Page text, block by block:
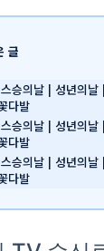
글
승의날 | 성년의날
다발
승의날 | 성년의날
다발
승의날 | 성년의날
다발